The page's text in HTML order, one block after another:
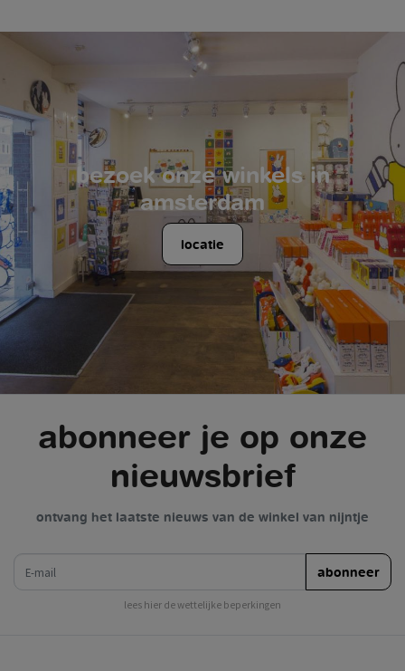
bezoek onze winkels in
amsterdam
locatie
abonneer je op onze
nieuwsbrief
ontvang het laatste nieuws van de winkel van nijntje
abonneer
lees hier de wettelijke beperkingen